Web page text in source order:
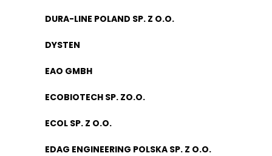
DURA-LINE POLAND SP. Z O.O.
DYSTEN
EAO GMBH
ECOBIOTECH SP. ZO.O.
ECOL SP. Z O.O.
EDAG ENGINEERING POLSKA SP. Z O.O.